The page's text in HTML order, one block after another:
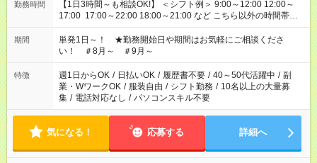
勤務時間
【1日3時間～も相談OK!】 ＜シフト例＞ 9:00～12:00 12:00～
17:00 17:00～22:00 18:00～21:00 など こちら以外の時間帯も
お気軽にご相談ください！
期間
単発1日～！ ★勤務開始日や期間はお気軽にご相談くださ
い！ ＃8月～ ＃9月～
特徴 週1日からOK / 日払いOK / 履歴書不要 / 40～50代活躍中 / 副
業・WワークOK / 服装自由 / シフト勤務 / 10名以上の大量募
集 / 電話対応なし / パソコンスキル不要
気になる！ 応募する 詳細へ